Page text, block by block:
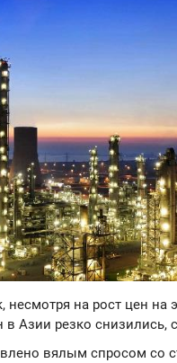
несмотря на рост цен
в Азии резко снизились,
вялым спросом со